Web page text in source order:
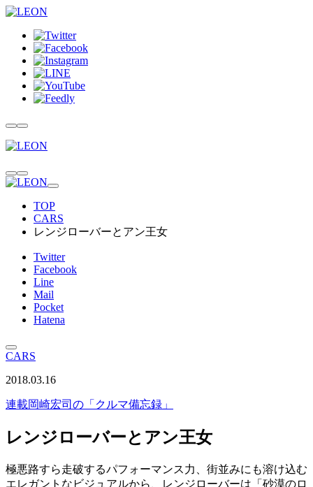
TOP
CARS
レンジローバーとアン王女
Twitter
Facebook
Line
Mail
Pocket
Hatena
CARS
2018.03.16
連載岡崎宏司の「クルマ備忘録」
レンジローバーとアン王女
極悪路すら走破するパフォーマンス力、街並みにも溶け込む
エレガントなビジュアルから、レンジローバーは「砂漠のロ